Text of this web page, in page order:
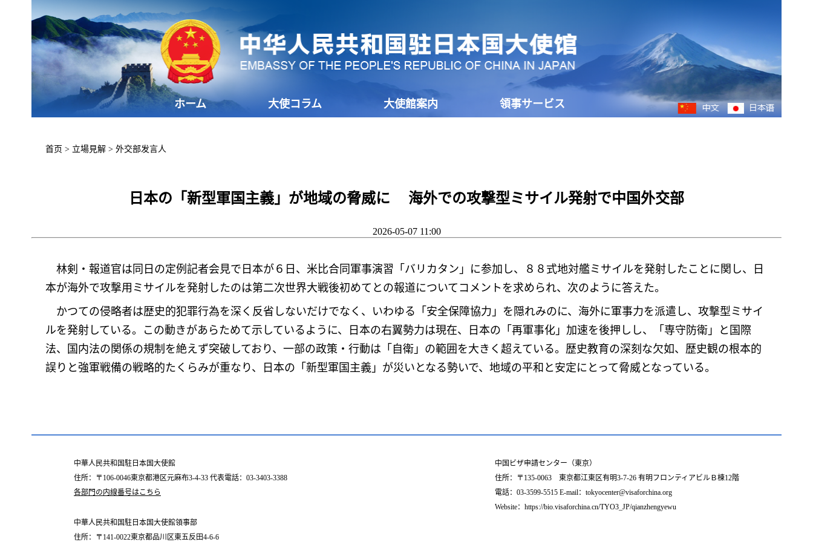
ホーム 大使コラム 大使館案内 領事サービス
首页 > 立場見解 > 外交部发言人
日本の「新型軍国主義」が地域の脅威に 海外での攻撃型ミサイル発射で中国外交部
2026-05-07 11:00
林剣・報道官は同日の定例記者会見で日本が６日、米比合同軍事演習「バリカタン」に参加し、８８式地対艦ミサイルを発射したことに関し、日
本が海外で攻撃用ミサイルを発射したのは第二次世界大戦後初めてとの報道についてコメントを求められ、次のように答えた。
かつての侵略者は歴史的犯罪行為を深く反省しないだけでなく、いわゆる「安全保障協力」を隠れみのに、海外に軍事力を派遣し、攻撃型ミサイ
ルを発射している。この動きがあらためて示しているように、日本の右翼勢力は現在、日本の「再軍事化」加速を後押しし、「専守防衛」と国際
法、国内法の関係の規制を絶えず突破しており、一部の政策・行動は「自衛」の範囲を大きく超えている。歴史教育の深刻な欠如、歴史観の根本的
誤りと強軍戦備の戦略的たくらみが重なり、日本の「新型軍国主義」が災いとなる勢いで、地域の平和と安定にとって脅威となっている。
中華人民共和国駐日本国大使館
住所：〒106-0046東京都港区元麻布3-4-33 代表電話：03-3403-3388
各部門の内線番号はこちら
中華人民共和国駐日本国大使館領事部
住所：〒141-0022東京都品川区東五反田4-6-6
中国ビザ申請センター（東京）
住所：〒135-0063 東京都江東区有明3-7-26 有明フロンティアビルＢ棟12階
電話：03-3599-5515 E-mail：tokyocenter@visaforchina.org
Website：https://bio.visaforchina.cn/TYO3_JP/qianzhengyewu